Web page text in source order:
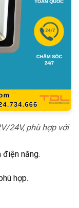
24V, phù hợp với
năng.
hợp.